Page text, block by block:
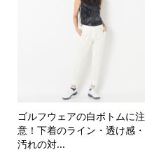
ゴルフウェアの白ボトムに注
意！下着のライン・透け感・
汚れの対...